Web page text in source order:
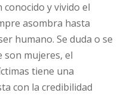
conocido y vivido el
asombra hasta
humano. Se duda o se
son mujeres, el
tiene una
con la credibilidad